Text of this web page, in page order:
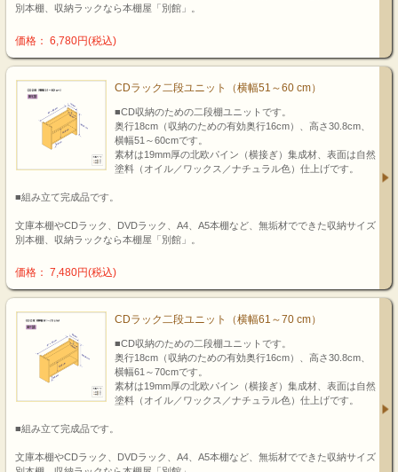
別本棚、収納ラックなら本棚屋「別館」。
価格： 6,780円(税込)
CDラック二段ユニット（横幅51～60 cm）
■CD収納のための二段棚ユニットです。
奥行18cm（収納のための有効奥行16cm）、高さ30.8cm、
横幅51～60cmです。
素材は19mm厚の北欧パイン（横接ぎ）集成材、表面は自然
塗料（オイル／ワックス／ナチュラル色）仕上げです。
■組み立て完成品です。
文庫本棚やCDラック、DVDラック、A4、A5本棚など、無垢材でできた収納サイズ
別本棚、収納ラックなら本棚屋「別館」。
価格： 7,480円(税込)
CDラック二段ユニット（横幅61～70 cm）
■CD収納のための二段棚ユニットです。
奥行18cm（収納のための有効奥行16cm）、高さ30.8cm、
横幅61～70cmです。
素材は19mm厚の北欧パイン（横接ぎ）集成材、表面は自然
塗料（オイル／ワックス／ナチュラル色）仕上げです。
■組み立て完成品です。
文庫本棚やCDラック、DVDラック、A4、A5本棚など、無垢材でできた収納サイズ